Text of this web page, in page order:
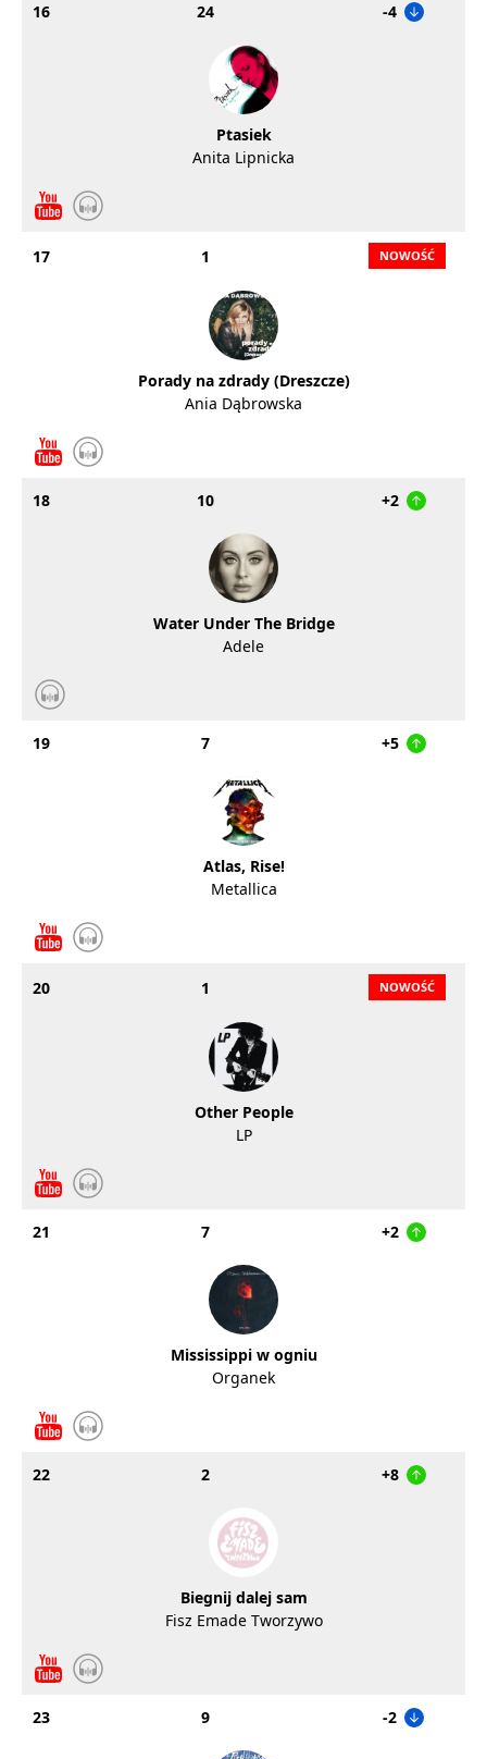
16 24 -4
Ptasiek
Anita Lipnicka
17 1
Porady na zdrady (Dreszcze)
Ania Dąbrowska
18 10 +2
Water Under The Bridge
Adele
19 7 +5
Atlas, Rise!
Metallica
20 1
Other People
LP
21 7 +2
Mississippi w ogniu
Organek
22 2 +8
Biegnij dalej sam
Fisz Emade Tworzywo
23 9 -2